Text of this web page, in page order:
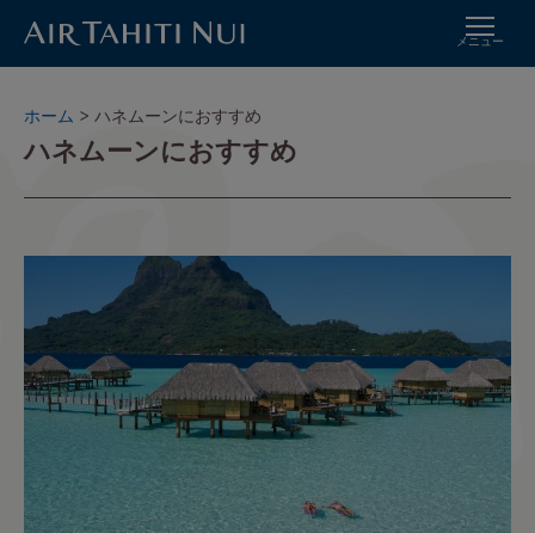
メニュー
パ
ン
ホーム ハネムーンにおすすめ
ハネムーンにおすすめ